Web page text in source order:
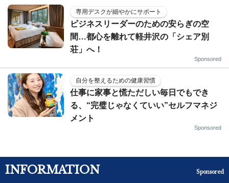
専用デスクが細やかにサポート
ビジネスリーダーのための安らぎの空
間…都心を離れて軽井沢の「シェア別
荘」へ！
Sponsored
自分を整えるための健康習慣
仕事に家事と慌ただしい毎日でもでき
る、“完璧じゃなくていい”セルフマネジ
メント
Sponsored
INFORMATION Sponsored